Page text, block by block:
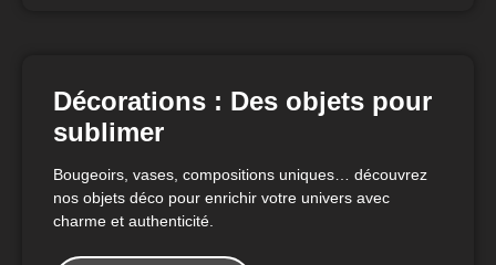
Décorations : Des objets pour
sublimer
Bougeoirs, vases, compositions uniques… découvrez
nos objets déco pour enrichir votre univers avec
charme et authenticité.